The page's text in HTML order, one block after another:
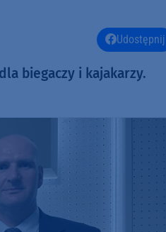
Udostępnij
biegaczy i kajakarzy.